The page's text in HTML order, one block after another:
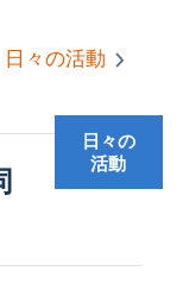
日々の活動
日々の
活動